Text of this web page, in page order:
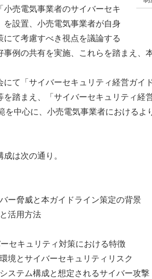
売電気事業者のサイバーセキ
設置、小売電気事業者が自身
て考慮すべき視点を議論する
例の共有を実施、これらを踏まえ、
て「サイバーセキュリティ経営ガイ
踏まえ、「サイバーセキュリティ経
を中心に、小売電気事業者における
は次の通り。
ー脅威と本ガイドライン策定の背景
活用方法
セキュリティ対策における特徴
境とサイバーセキュリティリスク
ステム構成と想定されるサイバー攻撃